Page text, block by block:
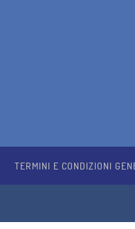
TERMINI E CONDIZIONI